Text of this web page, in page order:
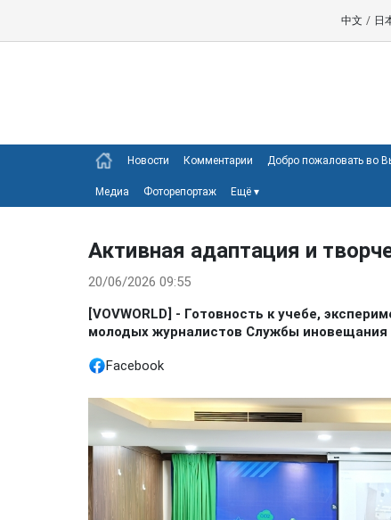
中文 / 日
Новости Комментарии Добро пожаловать во
Медиа Фоторепортаж Ещё ▾
Активная адаптация и
20/06/2026 09:55
[VOVWORLD] - Готовность к учебе,
молодых журналистов Службы иновещания
Facebook